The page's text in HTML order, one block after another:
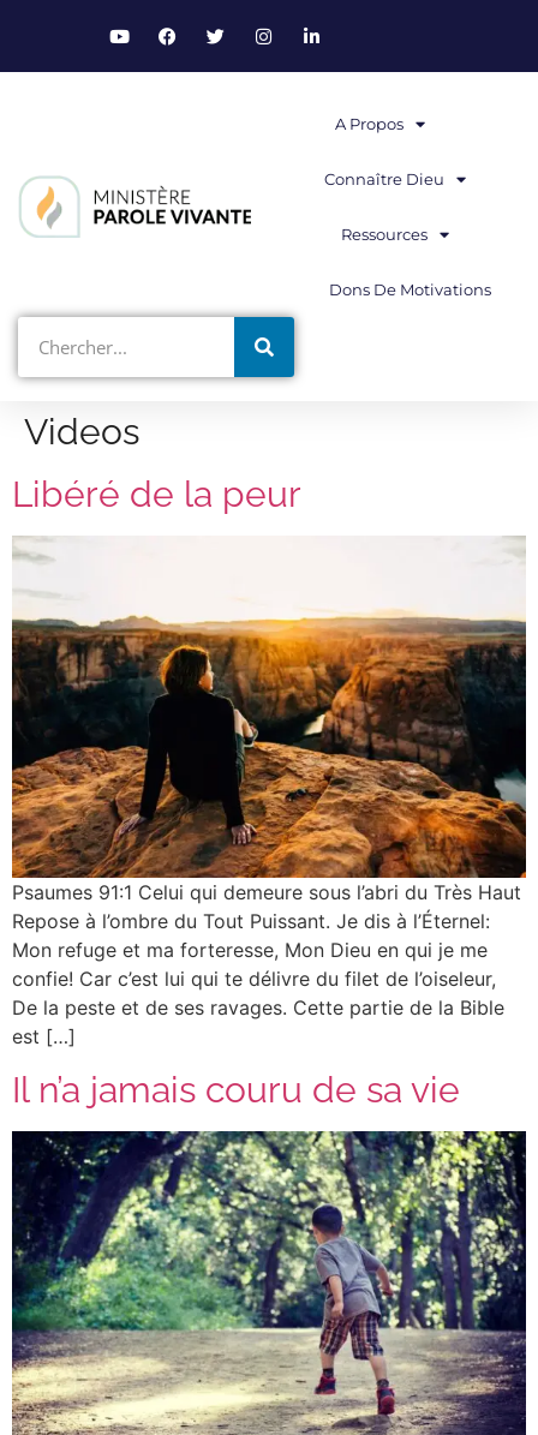
A Propos
Connaître Dieu
Ressources
Dons De Motivations
Videos
Libéré de la peur
Psaumes 91:1 Celui qui demeure sous l’abri du Très Haut
Repose à l’ombre du Tout Puissant. Je dis à l’Éternel:
Mon refuge et ma forteresse, Mon Dieu en qui je me
confie! Car c’est lui qui te délivre du filet de l’oiseleur,
De la peste et de ses ravages. Cette partie de la Bible
est […]
Il n’a jamais couru de sa vie